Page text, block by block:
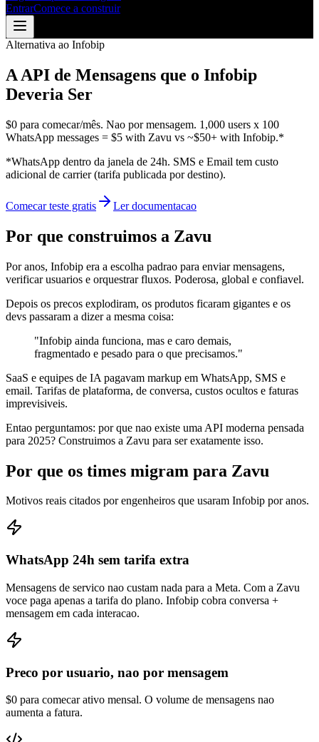
EntrarComece a construir
Alternativa ao Infobip
A API de Mensagens que o Infobip
Deveria Ser
$0 para comecar/mês. Nao por mensagem. 1,000 users x 100
WhatsApp messages = $5 with Zavu vs ~$50+ with Infobip.*
*WhatsApp dentro da janela de 24h. SMS e Email tem custo
adicional de carrier (tarifa publicada por destino).
Comecar teste gratis Ler documentacao
Por que construimos a Zavu
Por anos, Infobip era a escolha padrao para enviar mensagens,
verificar usuarios e orquestrar fluxos. Poderosa, global e confiavel.
Depois os precos explodiram, os produtos ficaram gigantes e os
devs passaram a dizer a mesma coisa:
"Infobip ainda funciona, mas e caro demais,
fragmentado e pesado para o que precisamos."
SaaS e equipes de IA pagavam markup em WhatsApp, SMS e
email. Tarifas de plataforma, de conversa, custos ocultos e faturas
imprevisiveis.
Entao perguntamos: por que nao existe uma API moderna pensada
para 2025? Construimos a Zavu para ser exatamente isso.
Por que os times migram para Zavu
Motivos reais citados por engenheiros que usaram Infobip por anos.
WhatsApp 24h sem tarifa extra
Mensagens de servico nao custam nada para a Meta. Com a Zavu
voce paga apenas a tarifa do plano. Infobip cobra conversa +
mensagem em cada interacao.
Preco por usuario, nao por mensagem
$0 para comecar ativo mensal. O volume de mensagens nao
aumenta a fatura.